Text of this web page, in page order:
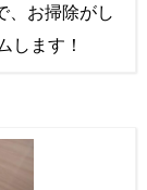
、お掃除がし
します！